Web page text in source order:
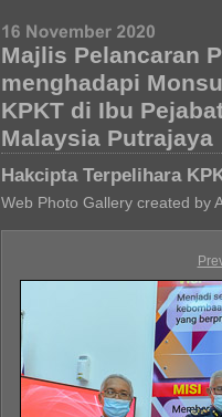
Majlis Pelancaran
menghadapi
KPKT di Ibu
Malaysia Putrajaya
Hakcipta Terpelihara
Web Photo Gallery created by